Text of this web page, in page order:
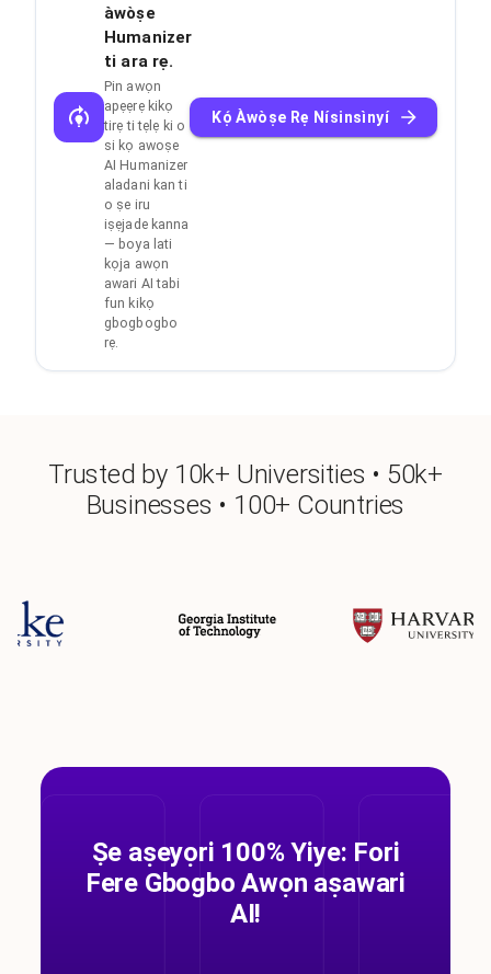
àwòṣe
Humanizer
ti ara rẹ.
Pin awọn
apẹẹrẹ kikọ
tirẹ ti tẹlẹ ki o
si kọ awoṣe
AI Humanizer
aladani kan ti
o ṣe iru
iṣẹjade kanna
— boya lati
kọja awọn
awari AI tabi
fun kikọ
gbogbogbo
rẹ.
Kọ́ Àwòṣe Rẹ Nísinsìnyí
Trusted by 10k+ Universities • 50k+
Businesses • 100+ Countries
Ṣe aṣeyọri 100% Yiye: Fori
Fere Gbogbo Awọn aṣawari
AI!